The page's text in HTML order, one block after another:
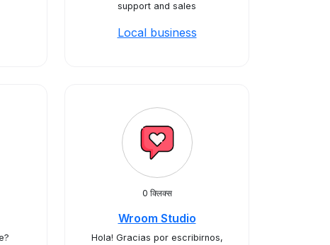
support and sales
Local business
0 क्लिक्स
Wroom Studio
Hola! Gracias por escribirnos,